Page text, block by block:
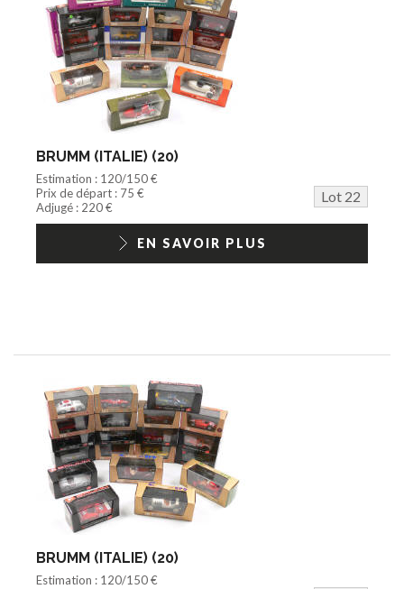
BRUMM (ITALIE) (20)
Estimation : 120/150 €
Prix de départ : 75 €
Lot 22
Adjugé : 220 €
EN SAVOIR PLUS
BRUMM (ITALIE) (20)
Estimation : 120/150 €